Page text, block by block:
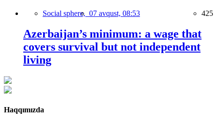
Social sphere, 07 avqust, 08:53 425
Azerbaijan’s minimum: a wage that
covers survival but not independent
living
Haqqımızda